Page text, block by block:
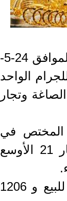
فقد استقرسعر الذهب في بداية تعاملات اليوم الثلاثاء الموافق 24-5-
علي الأقل للجرام الواحد
وتجار
المختص في
أسعار المشغولات الذهبية، فقد سجل سعر الذهب عيار 21 الأوسع
وقد بلغ سعر عيار 24 وهو الأعلى فئة نحو 1183 جنيها للبيع و 1206